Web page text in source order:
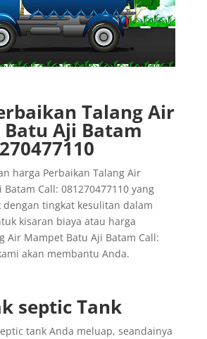
Talang Air
Aji Batam
harga Perbaikan Talang Air
Call: 081270477110 yang
dengan tingkat kesulitan dalam
kisaran biaya atau harga
Air Mampet Batu Aji Batam Call:
akan membantu Anda.
septic Tank
tank Anda meluap, seandainya